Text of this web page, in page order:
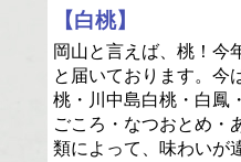
【白桃】
岡山と言えば、桃！今
と届いております。今
桃・川中島白桃・白鳳
ごころ・なつおとめ
類によって、味わいが